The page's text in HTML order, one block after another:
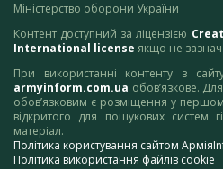
Міністерство оборони України
Контент доступний за ліцензією
International license якщо не
При використанні контенту з
armyinform.com.ua обов’язкове.
обов’язковим є розміщення у
відкритого для пошукових систем
матеріал.
Політика користування сайтом
Політика використання файлів cookie